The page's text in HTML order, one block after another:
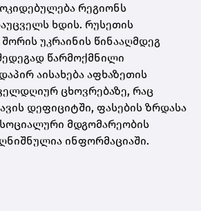
რეგიონს
ხდის. რუსეთის
უკრაინის წინააღმდეგ
წარმოქმნილი
აისახება აფხაზეთის
ცხოვრებაზე, რაც
დეფიციტში, ფასების ზრდასა
მდგომარეობის
ინფორმაციაში.